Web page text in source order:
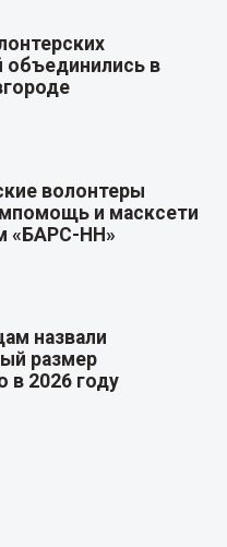
объединились в
волонтеры
и масксети
«БАРС-НН»
назвали
размер
в 2026 году